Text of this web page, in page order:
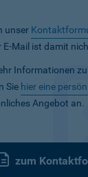
unser
E-Mail ist damit
Informationen
Sie hier eine
Angebot an.
zum